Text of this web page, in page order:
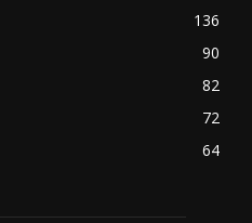
136
90
82
72
64